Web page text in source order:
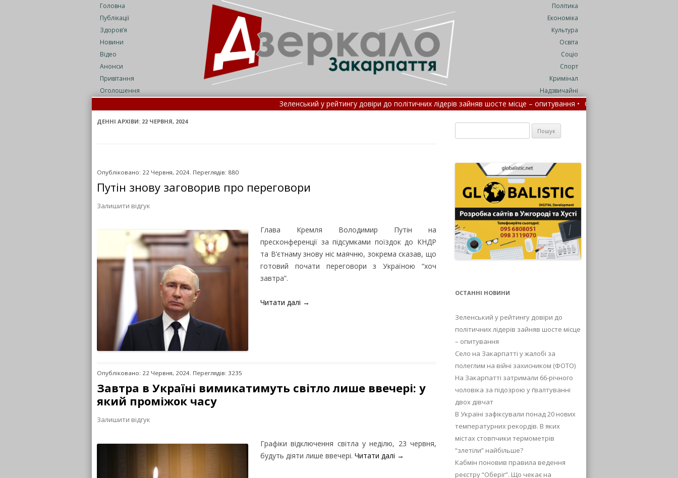
Головна
Публікації
Здоров’я
Новини
Відео
Анонси
Привітання
Оголошення
Політика
Економіка
Культура
Освіта
Соціо
Спорт
Кримінал
Надзвичайні
Зеленський у рейтингу довіри до політичних лідерів зайняв шосте місце – опитування • Село на Закарпатті у жалобі за полеглим на
Нові правила госпіталізації: потрапити до лікарні стане складніше• На Закарпатті водність річок цього літа впала до 25%
ДЕННІ АРХІВИ: 22 ЧЕРВНЯ, 2024
Опубліковано: 22 Червня, 2024. Переглядів: 880
Путін знову заговорив про переговори
Залишити відгук
Глава Кремля Володимир Путін на
пресконференції за підсумками поїздок до КНДР
та В’єтнаму знову ніс маячню, зокрема сказав, що
готовий почати переговори з Україною “хоч
завтра”.
Читати далі →
Опубліковано: 22 Червня, 2024. Переглядів: 3235
Завтра в Україні вимикатимуть світло лише ввечері: у
який проміжок часу
Залишити відгук
Графіки відключення світла у неділю, 23 червня,
будуть діяти лише ввечері. Читати далі →
ОСТАННІ НОВИНИ
Зеленський у рейтингу довіри до
політичних лідерів зайняв шосте місце
– опитування
Село на Закарпатті у жалобі за
полеглим на війні захисником (ФОТО)
На Закарпатті затримали 66-річного
чоловіка за підозрою у ґвалтуванні
двох дівчат
В Україні зафіксували понад 20 нових
температурних рекордів. В яких
містах стовпчики термометрів
“злетіли” найбільше?
Кабмін поновив правила ведення
реєстру “Оберіг”. Що чекає на